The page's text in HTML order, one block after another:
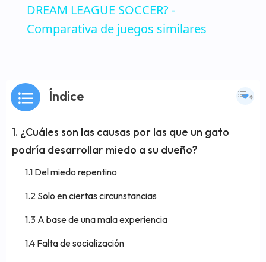
DREAM LEAGUE SOCCER? -
Comparativa de juegos similares
Índice
¿Cuáles son las causas por las que un gato
podría desarrollar miedo a su dueño?
Del miedo repentino
Solo en ciertas circunstancias
A base de una mala experiencia
Falta de socialización